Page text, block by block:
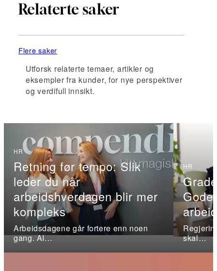
Relaterte saker
Flere saker
Utforsk relaterte temaer, artikler og
eksempler fra kunder, for nye perspektiver
og verdifull innsikt.
HR
Retning før tempo: Slik
leder du når
arbeidshverdagen blir mer
kompleks
Arbeidsdagene går fortere enn noen
gang. AI…
HR
skal…